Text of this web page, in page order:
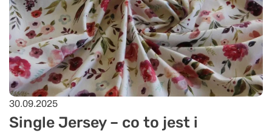
30.09.2025
Single Jersey – co to jest i